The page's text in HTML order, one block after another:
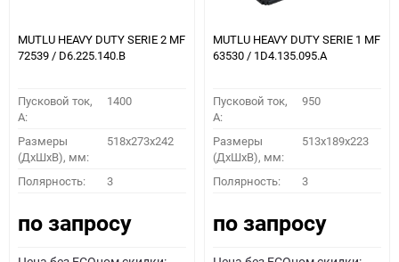
ПОДОБРАТЬ
Как определить полярность?
MUTLU HEAVY DUTY SERIE 2 MF
72539 / D6.225.140.B
Пусковой ток,
A:
1400
Размеры
(ДхШхВ), мм:
518x273x242
Полярность: 3
по запросу
MUTLU HEAVY DUTY SERIE 1 MF
63530 / 1D4.135.095.A
Пусковой ток,
A:
950
Размеры
(ДхШхВ), мм:
513x189x223
Полярность: 3
по запросу